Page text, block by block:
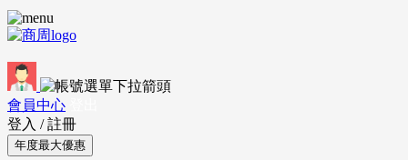
會員中心
登入 / 註冊
年度最大優惠